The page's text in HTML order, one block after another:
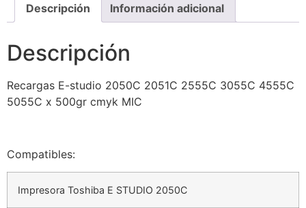
Descripción Información adicional
Descripción
Recargas E-studio 2050C 2051C 2555C 3055C 4555C
5055C x 500gr cmyk MIC
Compatibles:
Impresora Toshiba E STUDIO 2050C